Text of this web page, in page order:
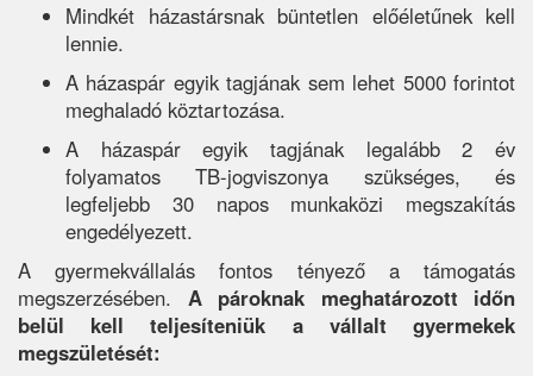
Mindkét házastársnak büntetlen előéletűnek kell
lennie.
A házaspár egyik tagjának sem lehet 5000 forintot
meghaladó köztartozása.
A házaspár egyik tagjának legalább 2 év
folyamatos TB-jogviszonya szükséges, és
legfeljebb 30 napos munkaközi megszakítás
engedélyezett.
A gyermekvállalás fontos tényező a támogatás
megszerzésében. A pároknak meghatározott időn
belül kell teljesíteniük a vállalt gyermekek
megszületését: